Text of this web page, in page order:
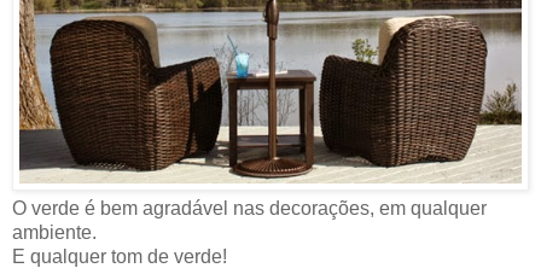
O verde é bem agradável nas decorações, em qualquer
ambiente.
E qualquer tom de verde!